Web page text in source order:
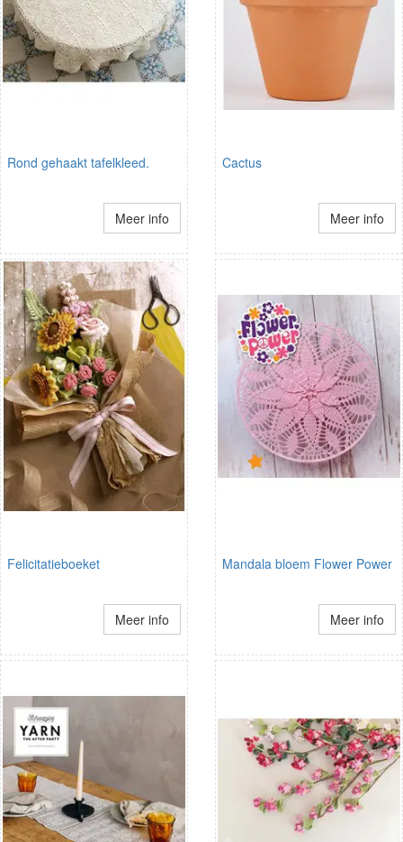
Rond gehaakt tafelkleed.
Meer info
Cactus
Meer info
Felicitatieboeket
Meer info
Mandala bloem Flower Power
Meer info